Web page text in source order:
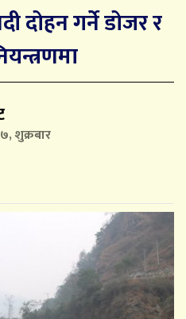
दोहन गर्नेे डोजर र
शुक्रबार